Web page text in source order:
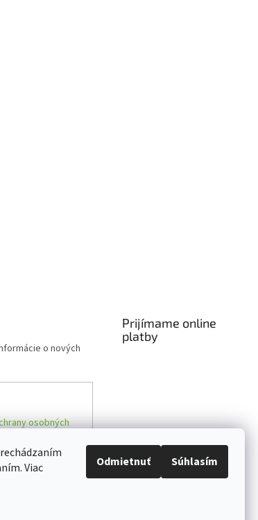
Viac
Odmietnuť Súhlasím
o nových
osobných
Prijímame online
platby